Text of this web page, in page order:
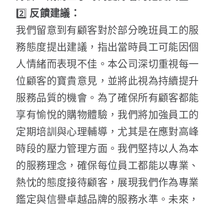
2️⃣ 反饋建議：
我們留意到有顧客對於部分晚班員工的服
務態度提出建議，指出當時員工可能因個
人情緒而表現不佳。本公司深切重視每一
位顧客的寶貴意見，並將此視為持續提升
服務品質的機會。為了確保所有顧客都能
享有愉悅的購物體驗，我們將加強員工的
定期培訓與心理輔導，尤其是在應對高峰
時段的壓力管理方面。我們堅持以人為本
的服務理念，確保每位員工都能以專業、
熱忱的態度接待顧客，展現我們作為專業
鑑定與信譽卓越品牌的服務水準。未來，